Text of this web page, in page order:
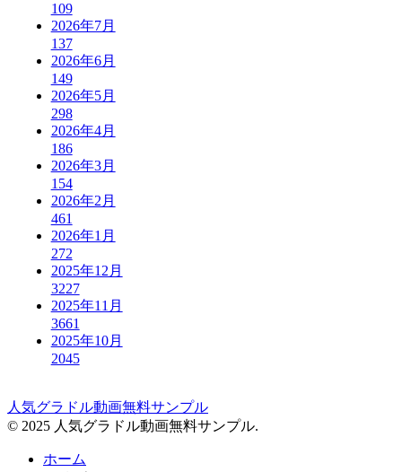
109
2026年7月
137
2026年6月
149
2026年5月
298
2026年4月
186
2026年3月
154
2026年2月
461
2026年1月
272
2025年12月
3227
2025年11月
3661
2025年10月
2045
人気グラドル動画無料サンプル
© 2025 人気グラドル動画無料サンプル.
ホーム